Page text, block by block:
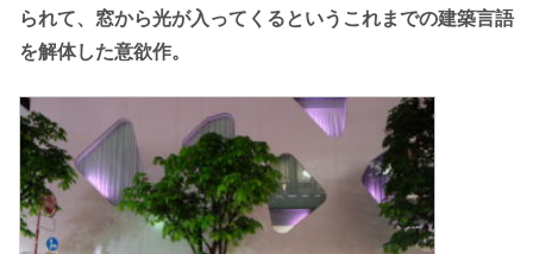
られて、窓から光が入ってくるというこれまでの建築言語
を解体した意欲作。